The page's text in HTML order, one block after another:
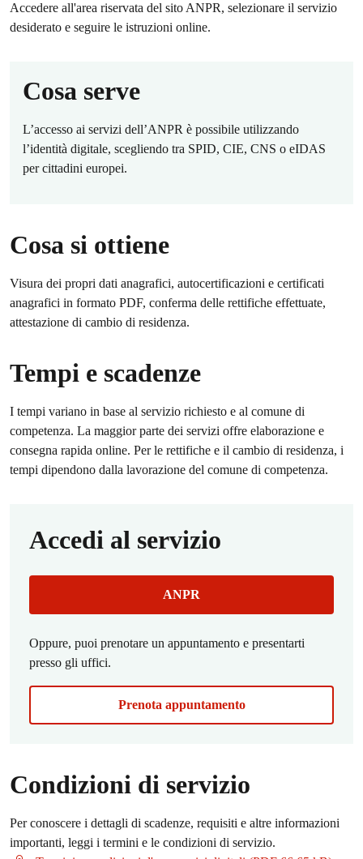
Accedere all'area riservata del sito ANPR, selezionare il servizio
desiderato e seguire le istruzioni online.
Cosa serve
L’accesso ai servizi dell’ANPR è possibile utilizzando
l’identità digitale, scegliendo tra SPID, CIE, CNS o eIDAS
per cittadini europei.
Cosa si ottiene
Visura dei propri dati anagrafici, autocertificazioni e certificati
anagrafici in formato PDF, conferma delle rettifiche effettuate,
attestazione di cambio di residenza.
Tempi e scadenze
I tempi variano in base al servizio richiesto e al comune di
competenza. La maggior parte dei servizi offre elaborazione e
consegna rapida online. Per le rettifiche e il cambio di residenza, i
tempi dipendono dalla lavorazione del comune di competenza.
Accedi al servizio
ANPR
Oppure, puoi prenotare un appuntamento e presentarti
presso gli uffici.
Prenota appuntamento
Condizioni di servizio
Per conoscere i dettagli di scadenze, requisiti e altre informazioni
importanti, leggi i termini e le condizioni di servizio.